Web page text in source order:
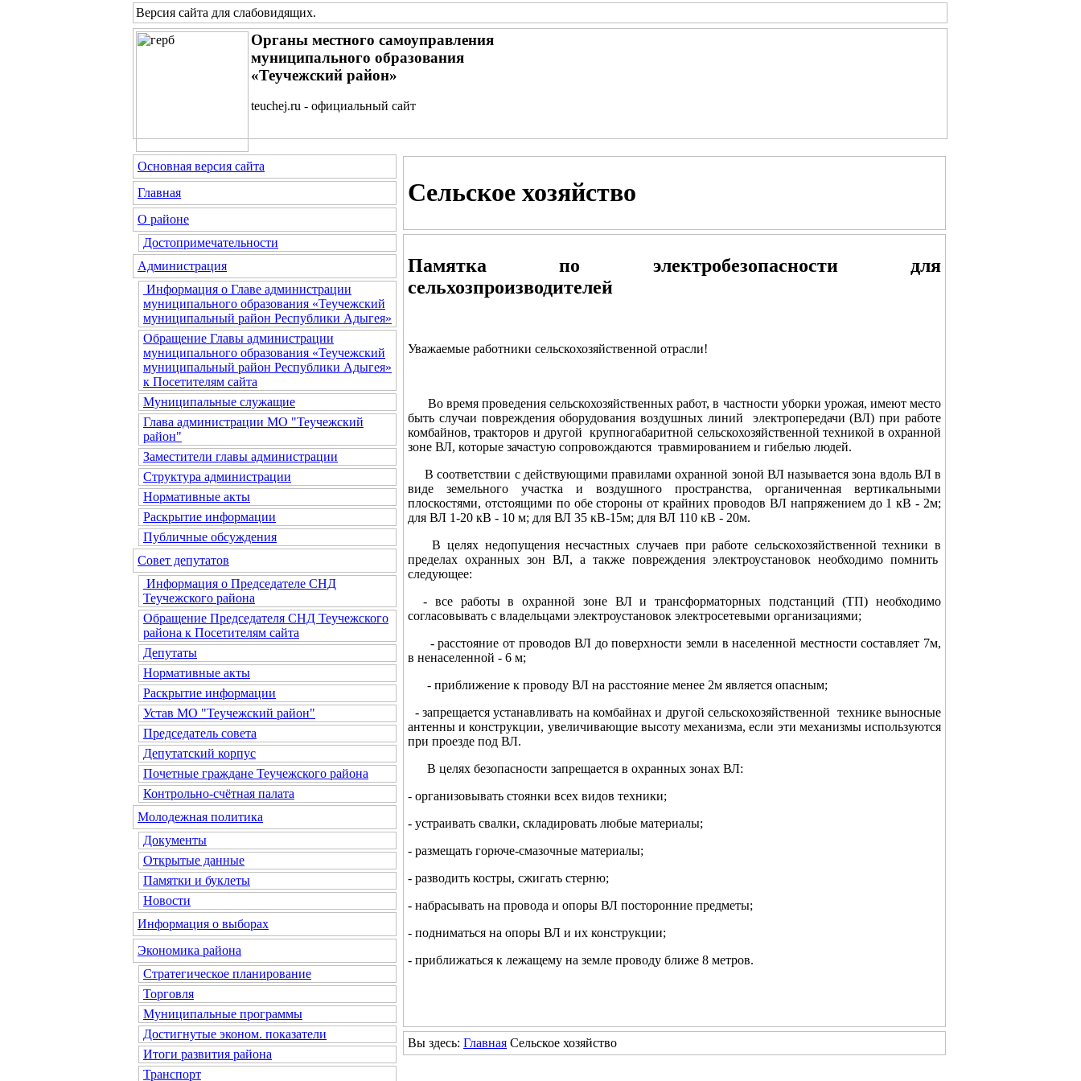
Версия сайта для слабовидящих.
Органы местного самоуправления
муниципального образования
«Теучежский район»
teuchej.ru - официальный сайт
Основная версия сайта
Главная
О районе
Достопримечательности
Администрация
Информация о Главе администрации
муниципального образования «Теучежский
муниципальный район Республики Адыгея»
Обращение Главы администрации
муниципального образования «Теучежский
муниципальный район Республики Адыгея»
к Посетителям сайта
Муниципальные служащие
Глава администрации МО "Теучежский
район"
Заместители главы администрации
Структура администрации
Нормативные акты
Раскрытие информации
Публичные обсуждения
Совет депутатов
Информация о Председателе СНД
Теучежского района
Обращение Председателя СНД Теучежского
района к Посетителям сайта
Депутаты
Нормативные акты
Раскрытие информации
Устав МО "Теучежский район"
Председатель совета
Депутатский корпус
Почетные граждане Теучежского района
Контрольно-счётная палата
Молодежная политика
Документы
Открытые данные
Памятки и буклеты
Новости
Информация о выборах
Экономика района
Стратегическое планирование
Торговля
Муниципальные программы
Достигнутые эконом. показатели
Итоги развития района
Транспорт
Сельское хозяйство
Памятка по электробезопасности для
сельхозпроизводителей
Уважаемые работники сельскохозяйственной отрасли!
Во время проведения сельскохозяйственных работ, в частности уборки урожая, имеют место
быть случаи повреждения оборудования воздушных линий электропередачи (ВЛ) при работе
комбайнов, тракторов и другой крупногабаритной сельскохозяйственной техникой в охранной
зоне ВЛ, которые зачастую сопровождаются травмированием и гибелью людей.
В соответствии с действующими правилами охранной зоной ВЛ называется зона вдоль ВЛ в
виде земельного участка и воздушного пространства, органиченная вертикальными
плоскостями, отстоящими по обе стороны от крайних проводов ВЛ напряжением до 1 кВ - 2м;
для ВЛ 1-20 кВ - 10 м; для ВЛ 35 кВ-15м; для ВЛ 110 кВ - 20м.
В целях недопущения несчастных случаев при работе сельскохозяйственной техники в
пределах охранных зон ВЛ, а также повреждения электроустановок необходимо помнить
следующее:
- все работы в охранной зоне ВЛ и трансформаторных подстанций (ТП) необходимо
согласовывать с владельцами электроустановок электросетевыми организациями;
- расстояние от проводов ВЛ до поверхности земли в населенной местности составляет 7м,
в ненаселенной - 6 м;
- приближение к проводу ВЛ на расстояние менее 2м является опасным;
- запрещается устанавливать на комбайнах и другой сельскохозяйственной технике выносные
антенны и конструкции, увеличивающие высоту механизма, если эти механизмы используются
при проезде под ВЛ.
В целях безопасности запрещается в охранных зонах ВЛ:
- организовывать стоянки всех видов техники;
- устраивать свалки, складировать любые материалы;
- размещать горюче-смазочные материалы;
- разводить костры, сжигать стерню;
- набрасывать на провода и опоры ВЛ посторонние предметы;
- подниматься на опоры ВЛ и их конструкции;
- приближаться к лежащему на земле проводу ближе 8 метров.
Вы здесь: Главная Сельское хозяйство